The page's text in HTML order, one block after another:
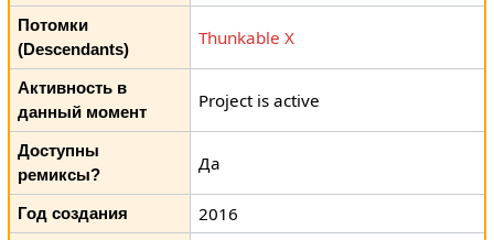
Потомки
(Descendants)
Thunkable X
Активность в
данный момент
Project is active
Доступны
ремиксы?
Да
Год создания 2016